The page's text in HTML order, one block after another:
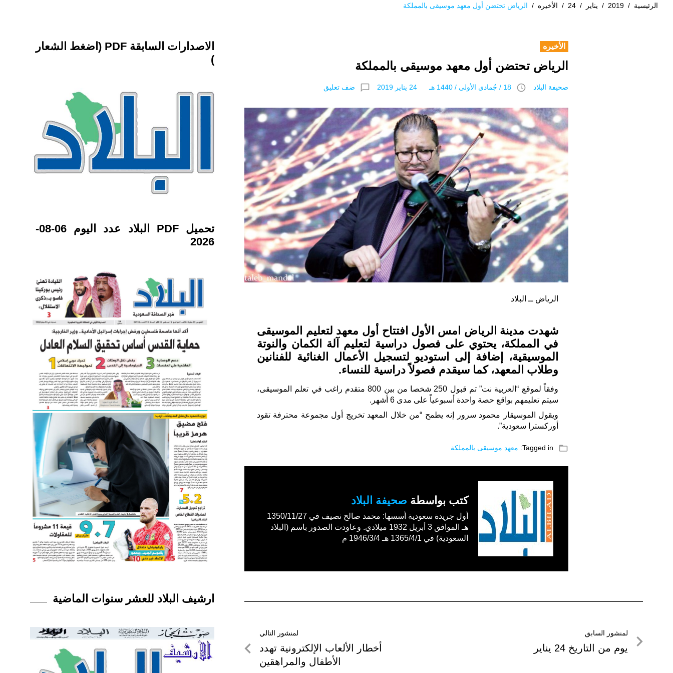
الرئيسية /
2019
/ يناير /
24
/ الأخيره / الرياض تحتضن أول معهد موسيقى بالمملكة
الأخيره
الرياض تحتضن أول معهد موسيقى بالمملكة
صحيفة البلاد access_time 18 / جُمادى اﻷولى / 1440 هـ 24 يناير 2019 chat_bubble_outline ضف تعليق
الرياض ــ البلاد
شهدت مدينة الرياض امس الأول افتتاح أول معهد لتعليم الموسيقى
في المملكة، يحتوي على فصول دراسية لتعليم آلة الكمان والنوتة
الموسيقية، إضافة إلى استوديو لتسجيل الأعمال الغنائية للفنانين
وطلاب المعهد، كما سيقدم فصولاً دراسية للنساء.
وفقاً لموقع “العربية نت” تم قبول 250 شخصا من بين 800 متقدم راغب في تعلم الموسيقى،
سيتم تعليمهم بواقع حصة واحدة أسبوعياً على مدى 6 أشهر.
ويقول الموسيقار محمود سرور إنه يطمح “من خلال المعهد تخريج أول مجموعة محترفة تقود
أوركسترا سعودية”.
folder_open
Tagged in: معهد موسيقى بالمملكة
كتب بواسطة صحيفة البلاد
أول جريدة سعودية أسسها: محمد صالح نصيف في 1350/11/27
هـ الموافق 3 أبريل 1932 ميلادي. وعاودت الصدور باسم (البلاد
السعودية) في 1365/4/1 هـ 1946/3/4 م
تصفّح
المقالات
لمنشور السابق
لمنشور
يوم من التاريخ 24 يناير
لمنشور التالي
لمنشور
أخطار الألعاب الإلكترونية تهدد
الأطفال والمراهقين
الاصدارات السابقة PDF (اضغط الشعار
)
تحميل PDF البلاد عدد اليوم 06-08-
2026
ارشيف البلاد للعشر سنوات الماضية